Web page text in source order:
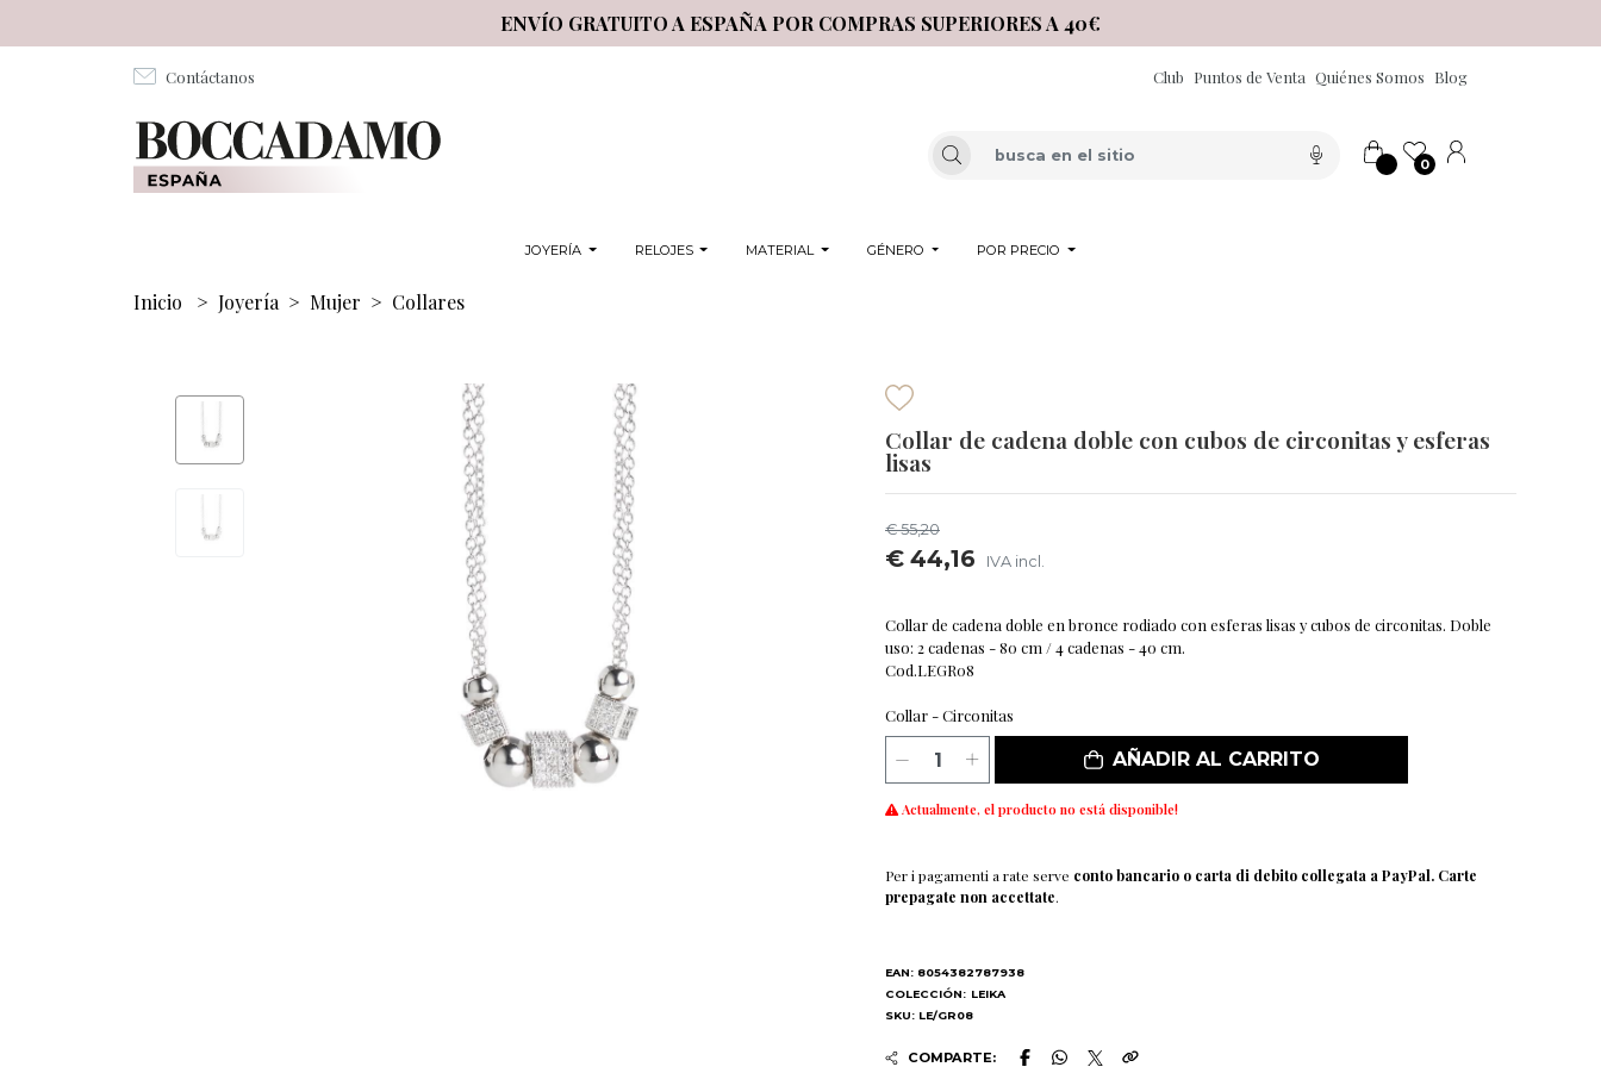
ENVÍO GRATUITO A ESPAÑA POR COMPRAS SUPERIORES A 40€
Contáctanos Club Puntos de Venta Quiénes Somos Blog
0
JOYERÍA RELOJES MATERIAL GÉNERO POR PRECIO
Inicio > Joyería > Mujer > Collares
Collar de cadena doble con cubos de circonitas y esferas
lisas
€ 55,20
€ 44,16 IVA incl.
Collar de cadena doble en bronce rodiado con esferas lisas y cubos de circonitas. Doble
uso: 2 cadenas - 80 cm / 4 cadenas - 40 cm.
Cod.LEGR08
Collar - Circonitas
AÑADIR AL CARRITO
Actualmente, el producto no está disponible!
Per i pagamenti a rate serve conto bancario o carta di debito collegata a PayPal. Carte
prepagate non accettate.
EAN: 8054382787938
COLECCIÓN: LEIKA
SKU: LE/GR08
COMPARTE: